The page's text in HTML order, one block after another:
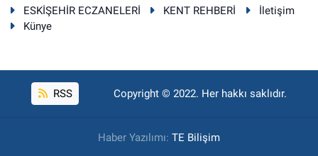
ESKİŞEHİR ECZANELERİ KENT REHBERİ
İletişim
Künye
RSS Copyright © 2022. Her hakkı saklıdır.
Haber Yazılımı: TE Bilişim